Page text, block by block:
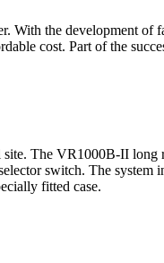
With the development of
cost. Part of the
site. The VR1000B-II
switch. The system
fitted case.